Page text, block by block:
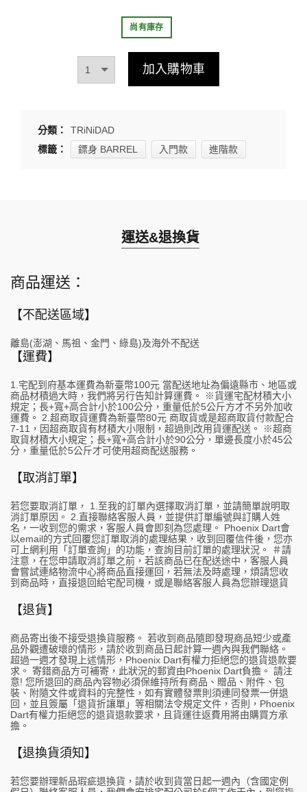
尚有庫存
加入購物車
分類：
TRiNiDAD
標籤：
鏢身 BARREL 入門款 進階款
運送&退換貨
商品運送：
【不配送區域】
離島(澎湖、馬祖、金門、綠島)及海外不配送
【運費】
1.宅配到府基本運費為新臺幣100元 當配送地址為偏遠縣市、地區或
商品材積過大時，我們將另行告知計算運費。 ※貨運宅配材積大小
規定；長+寬+高合計小於100公分，重量低於5公斤方才不另外加收
運費。 2.超商取貨運費為新臺幣80元 商取貨或是超商取貨付款配合
7-11，因超商取貨有材積大小限制，超過則改用貨運配送。 ※超商
取貨材積大小規定；長+寬+高合計小於90公分，單邊長度小於45公
分，重量低於5公斤才可使用超商配送服務。
【取消訂單】
若您要取消訂單， 1.至我的訂單內選擇取消訂單，並請簡單說明取
消訂單原因。 2.直接聯絡客服人員，並提供訂單編號與訂購人姓
名，一收到您的需求，客服人員會即刻為您處理。 Phoenix Dart會
以email的方式回覆您訂單取消的處理結果，收到回覆信件後，您亦
可上網利用「訂單查詢」的功能，查詢目前訂單的處理狀況。 ＃請
注意，在您申請取消訂單之前，若該商品已在配送途中，客服人員
會嘗試連絡物流中心將商品直接運回，若無法及時處理，煩請您收
到商品時，直接退回給宅配司機，或是聯絡客服人員為您辦理退貨
【退貨】
商品寄出後不接受退換貨服務。 若收到商品隨即發現商品短少或產
品外觀遭破壞的情形，請於收到商品日起計算一週內與我們聯絡。
超過一週才發現上述情形，Phoenix Dart有權力拒絕您的退貨退款要
求。 寄錯商品方可補寄，此狀況的郵資由Phoenix Dart負擔。 請注
意! 您所退回的商品內容物必須保維持所有商品、贈品、附件、包
裝、附隨文件或資料的完整性，如有實體發票則須連同發票一併退
回，並且簽屬「退貨折讓單」等相關法令規定文件，否則，Phoenix
Dart有權力拒絕您的退貨退款要求，且貨運往返費用將由購買方承
擔。
【退換貨須知】
若您要辦理新品瑕疵退換貨，請於收到貨當日起一週內（含國定例